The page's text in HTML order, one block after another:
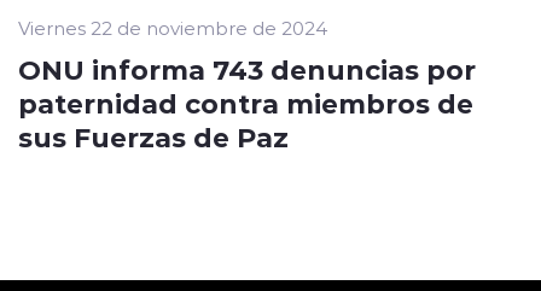
Viernes 22 de noviembre de 2024
ONU informa 743 denuncias por
paternidad contra miembros de
sus Fuerzas de Paz